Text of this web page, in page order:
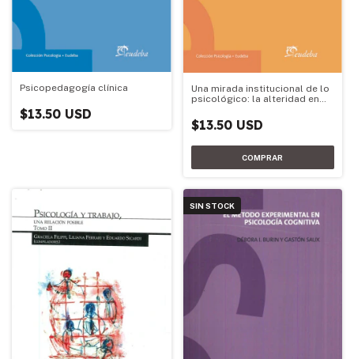
Psicopedagogía clínica
$13.50 USD
Una mirada institucional de lo
psicológico: la alteridad en
$13.50 USD
SIN STOCK